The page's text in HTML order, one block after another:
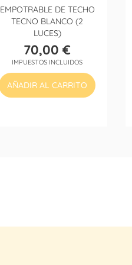
EMPOTRABLE DE TECHO
TECNO BLANCO (2
LUCES)
Precio
70,00 €
IMPUESTOS INCLUIDOS
AÑADIR AL CARRITO